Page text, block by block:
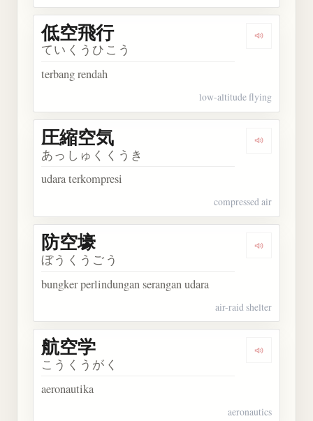
Dengarkan
低空飛行
ていくうひこう
terbang rendah
low-altitude flying
Dengarkan
圧縮空気
あっしゅくくうき
udara terkompresi
compressed air
Dengarkan
防空壕
ぼうくうごう
bungker perlindungan serangan udara
air-raid shelter
Dengarkan
航空学
こうくうがく
aeronautika
aeronautics